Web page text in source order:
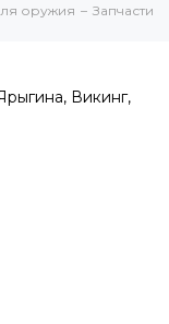
оружия
Запчасти